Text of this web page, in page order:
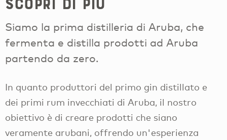
Scopri di più
Siamo la prima distilleria di Aruba, che
fermenta e distilla prodotti ad Aruba
partendo da zero.
In quanto produttori del primo gin distillato e
dei primi rum invecchiati di Aruba, il nostro
obiettivo è di creare prodotti che siano
veramente arubani, offrendo un'esperienza